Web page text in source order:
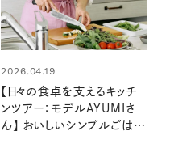
2026.04.19
【日々の食卓を支えるキッチ
ンツアー：モデルAYUMIさ
ん】 おいしいシンプルごはん